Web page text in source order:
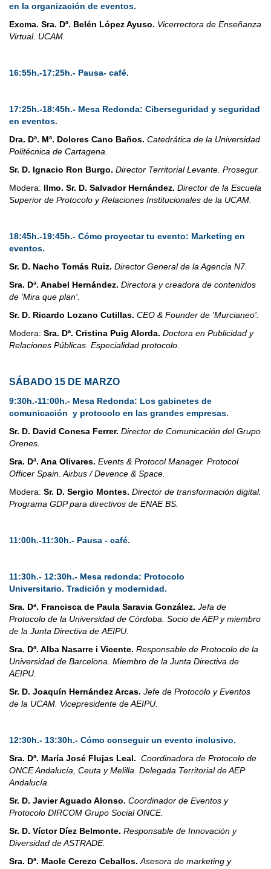
en la organización de eventos.
Excma. Sra. Dª. Belén López Ayuso. Vicerrectora de Enseñanza
Virtual. UCAM.
16:55h.-17:25h.- Pausa- café.
17:25h.-18:45h.- Mesa Redonda: Ciberseguridad y seguridad
en eventos.
Dra. Dª. Mª. Dolores Cano Baños. Catedrática de la Universidad
Politécnica de Cartagena.
Sr. D. Ignacio Ron Burgo. Director Territorial Levante. Prosegur.
Modera: Ilmo. Sr. D. Salvador Hernández. Director de la Escuela
Superior de Protocolo y Relaciones Institucionales de la UCAM.
18:45h.-19:45h.- Cómo proyectar tu evento: Marketing en
eventos.
Sr. D. Nacho Tomás Ruiz. Director General de la Agencia N7.
Sra. Dª. Anabel Hernández. Directora y creadora de contenidos
de 'Mira que plan'.
Sr. D. Ricardo Lozano Cutillas. CEO & Founder de 'Murcianeo'.
Modera: Sra. Dª. Cristina Puig Alorda. Doctora en Publicidad y
Relaciones Públicas. Especialidad protocolo.
SÁBADO 15 DE MARZO
9:30h.-11:00h.- Mesa Redonda: Los gabinetes de
comunicación y protocolo en las grandes empresas.
Sr. D. David Conesa Ferrer. Director de Comunicación del Grupo
Orenes.
Sra. Dª. Ana Olivares. Events & Protocol Manager. Protocol
Officer Spain. Airbus / Devence & Space.
Modera: Sr. D. Sergio Montes. Director de transformación digital.
Programa GDP para directivos de ENAE BS.
11:00h.-11:30h.- Pausa - café.
11:30h.- 12:30h.- Mesa redonda: Protocolo
Universitario. Tradición y modernidad.
Sra. Dª. Francisca de Paula Saravia González. Jefa de
Protocolo de la Universidad de Córdoba. Socio de AEP y miembro
de la Junta Directiva de AEIPU.
Sra. Dª. Alba Nasarre i Vicente. Responsable de Protocolo de la
Universidad de Barcelona. Miembro de la Junta Directiva de
AEIPU.
Sr. D. Joaquín Hernández Arcas. Jefe de Protocolo y Eventos
de la UCAM. Vicepresidente de AEIPU.
12:30h.- 13:30h.- Cómo conseguir un evento inclusivo.
Sra. Dª. María José Flujas Leal. Coordinadora de Protocolo de
ONCE Andalucía, Ceuta y Melilla. Delegada Territorial de AEP
Andalucía.
Sr. D. Javier Aguado Alonso. Coordinador de Eventos y
Protocolo DIRCOM Grupo Social ONCE.
Sr. D. Víctor Díez Belmonte. Responsable de Innovación y
Diversidad de ASTRADE.
Sra. Dª. Maole Cerezo Ceballos. Asesora de marketing y